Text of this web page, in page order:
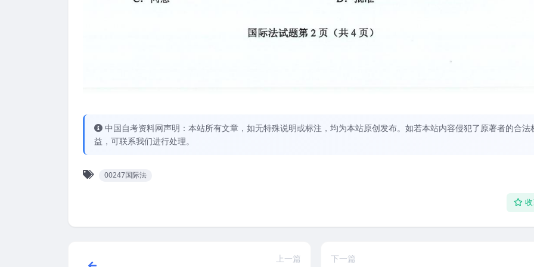
中国自考资料网声明：本站所有文章，如无特殊说明或标注，均为本站原创发布。如若本站内容侵犯了原著者的合法
益，可联系我们进行处理。
00247国际法
上一篇 下一篇